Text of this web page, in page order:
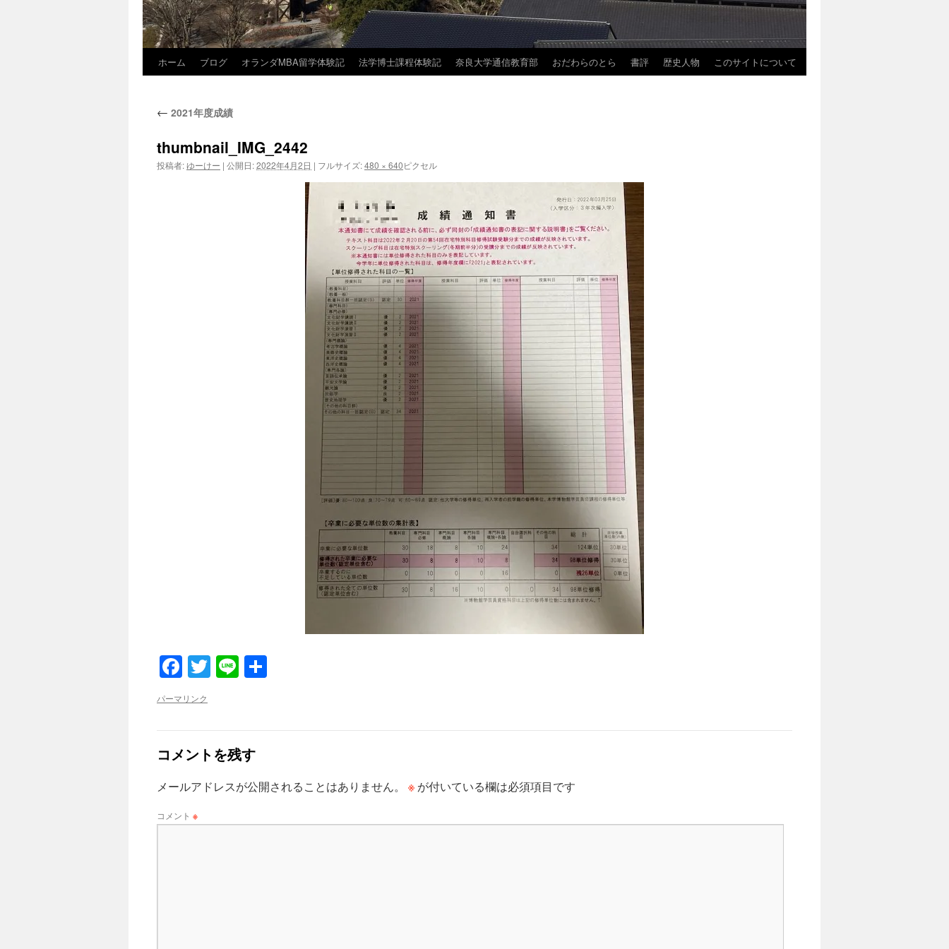
ツ
ホーム ブログ オランダMBA留学体験記 法学博士課程体験記 奈良大学通信教育部 おだわらのとら 書評 歴史人物 このサイトについて
← 2021年度成績
thumbnail_IMG_2442
投稿者:ゆーけー | 公開日:2022年4月2日 | フルサイズ:480 × 640ピクセル
Facebook
Twitter
Line
パーマリンク
コメントを残す
メールアドレスが公開されることはありません。 ※ が付いている欄は必須項目です
コメント ※